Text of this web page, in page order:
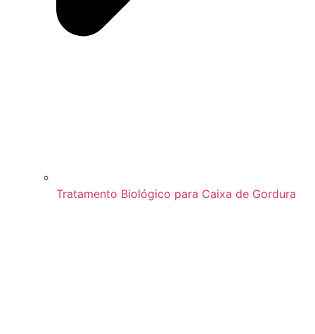
Tratamento Biológico para Caixa de Gordura